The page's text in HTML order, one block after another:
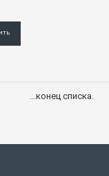
...конец списка.